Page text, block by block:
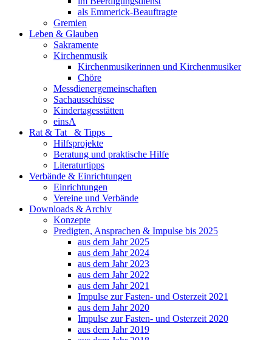
als Emmerick-Beauftragte
Gremien
Leben & Glauben
Sakramente
Kirchenmusik
Kirchenmusikerinnen und Kirchenmusiker
Chöre
Messdienergemeinschaften
Sachausschüsse
Kindertagesstätten
einsA
Rat & Tat & Tipps
Hilfsprojekte
Beratung und praktische Hilfe
Literaturtipps
Verbände & Einrichtungen
Einrichtungen
Vereine und Verbände
Downloads & Archiv
Konzepte
Predigten, Ansprachen & Impulse bis 2025
aus dem Jahr 2025
aus dem Jahr 2024
aus dem Jahr 2023
aus dem Jahr 2022
aus dem Jahr 2021
Impulse zur Fasten- und Osterzeit 2021
aus dem Jahr 2020
Impulse zur Fasten- und Osterzeit 2020
aus dem Jahr 2019